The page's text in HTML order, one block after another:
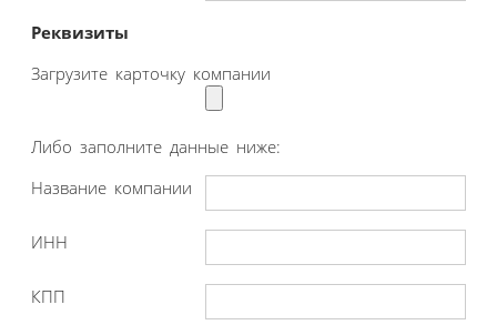
Реквизиты
Загрузите карточку компании
Либо заполните данные ниже:
Название компании
ИНН
КПП